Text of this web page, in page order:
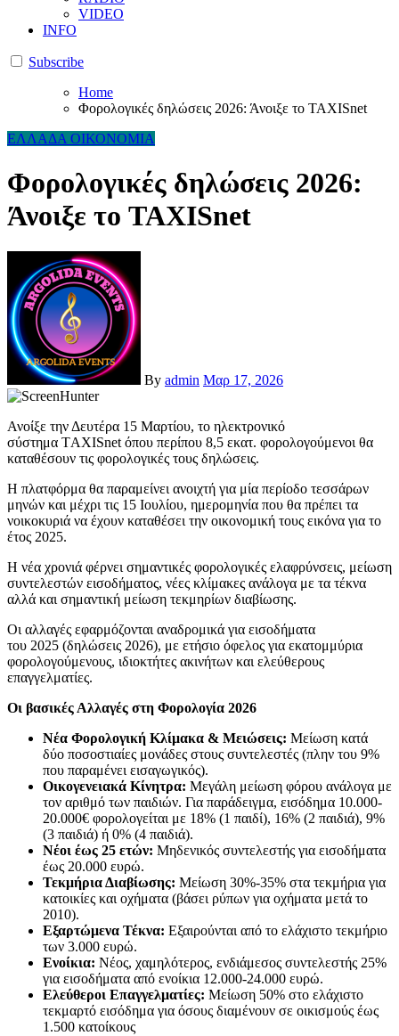
VIDEO
INFO
Subscribe
Home
Φορολογικές δηλώσεις 2026: Άνοιξε το TAXISnet
ΕΛΛΑΔΑ ΟΙΚΟΝΟΜΙΑ
Φορολογικές δηλώσεις 2026:
Άνοιξε το TAXISnet
By admin Μαρ 17, 2026
Ανοίξε την Δευτέρα 15 Μαρτίου, το ηλεκτρονικό
σύστημα TΑΧΙSnet όπου περίπου 8,5 εκατ. φορολογούμενοι θα
καταθέσουν τις φορολογικές τους δηλώσεις.
Η πλατφόρμα θα παραμείνει ανοιχτή για μία περίοδο τεσσάρων
μηνών και μέχρι τις 15 Ιουλίου, ημερομηνία που θα πρέπει τα
νοικοκυριά να έχουν καταθέσει την οικονομική τους εικόνα για το
έτος 2025.
Η νέα χρονιά φέρνει σημαντικές φορολογικές ελαφρύνσεις, μείωση
συντελεστών εισοδήματος, νέες κλίμακες ανάλογα με τα τέκνα
αλλά και σημαντική μείωση τεκμηρίων διαβίωσης.
Οι αλλαγές εφαρμόζονται αναδρομικά για εισοδήματα
του 2025 (δηλώσεις 2026), με ετήσιο όφελος για εκατομμύρια
φορολογούμενους, ιδιοκτήτες ακινήτων και ελεύθερους
επαγγελματίες.
Οι βασικές Αλλαγές στη Φορολογία 2026
Νέα Φορολογική Κλίμακα & Μειώσεις: Μείωση κατά
δύο ποσοστιαίες μονάδες στους συντελεστές (πλην του 9%
που παραμένει εισαγωγικός).
Οικογενειακά Κίνητρα: Μεγάλη μείωση φόρου ανάλογα με
τον αριθμό των παιδιών. Για παράδειγμα, εισόδημα 10.000-
20.000€ φορολογείται με 18% (1 παιδί), 16% (2 παιδιά), 9%
(3 παιδιά) ή 0% (4 παιδιά).
Νέοι έως 25 ετών: Μηδενικός συντελεστής για εισοδήματα
έως 20.000 ευρώ.
Τεκμήρια Διαβίωσης: Μείωση 30%-35% στα τεκμήρια για
κατοικίες και οχήματα (βάσει ρύπων για οχήματα μετά το
2010).
Εξαρτώμενα Τέκνα: Εξαιρούνται από το ελάχιστο τεκμήριο
των 3.000 ευρώ.
Ενοίκια: Νέος, χαμηλότερος, ενδιάμεσος συντελεστής 25%
για εισοδήματα από ενοίκια 12.000-24.000 ευρώ.
Ελεύθεροι Επαγγελματίες: Μείωση 50% στο ελάχιστο
τεκμαρτό εισόδημα για όσους διαμένουν σε οικισμούς έως
1.500 κατοίκους